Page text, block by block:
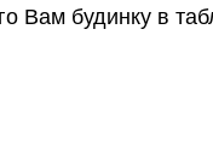
Вам будинку в